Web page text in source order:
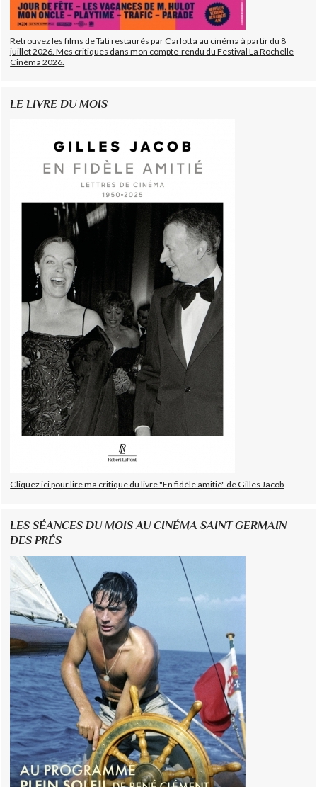
Retrouvez les films de Tati restaurés par Carlotta au cinéma à partir du 8
juillet 2026. Mes critiques dans mon compte-rendu du Festival La Rochelle
Cinéma 2026.
LE LIVRE DU MOIS
Cliquez ici pour lire ma critique du livre "En fidèle amitié" de Gilles Jacob
LES SÉANCES DU MOIS AU CINÉMA SAINT GERMAIN
DES PRÉS